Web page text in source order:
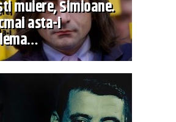
muiere, Simioane.
asta-i